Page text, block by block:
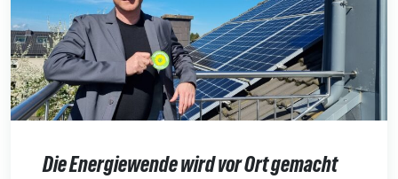
Die Energiewende wird vor Ort gemacht